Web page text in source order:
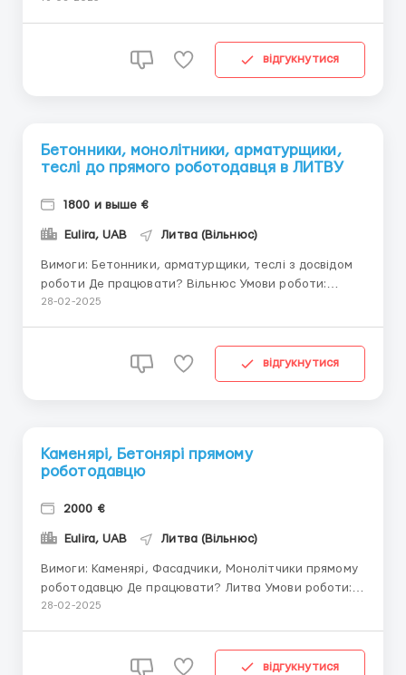
відгукнутися
Бетонники, монолітники, арматурщики,
теслі до прямого роботодавця в ЛИТВУ
1800 и выше €
Eulira, UAB Литва (Вільнюс)
Вимоги: Бетонники, арматурщики, теслі з досвідом
роботи Де працювати? Вільнюс Умови роботи:
Оплата від 7€ за годину, для професіоналів вище,
литовську робочу візу, потім ВНЖ. Вітаються
28-02-2025
відгукнутися
Каменярі, Бетонярі прямому
роботодавцю
2000 €
Eulira, UAB Литва (Вільнюс)
Вимоги: Каменярі, Фасадчики, Монолітчики прямому
роботодавцю Де працювати? Литва Умови роботи:
Для роботи в Литві, прямому роботодавцю, потрібні
заробляти, надаємо постійні обсяги, 8-10 годинний
28-02-2025
відгукнутися